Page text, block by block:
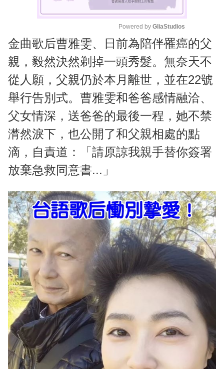
M
t
Powered by GliaStudios
金曲歌后曹雅雯、日前為陪伴罹癌的父
親，毅然決然剃掉一頭秀髮。無奈天不
從人願，父親仍於本月離世，並在22號
舉行告別式。曹雅雯和爸爸感情融洽、
父女情深，送爸爸的最後一程，她不禁
潸然淚下，也公開了和父親相處的點
滴，自責道：「請原諒我親手替你簽署
放棄急救同意書...」